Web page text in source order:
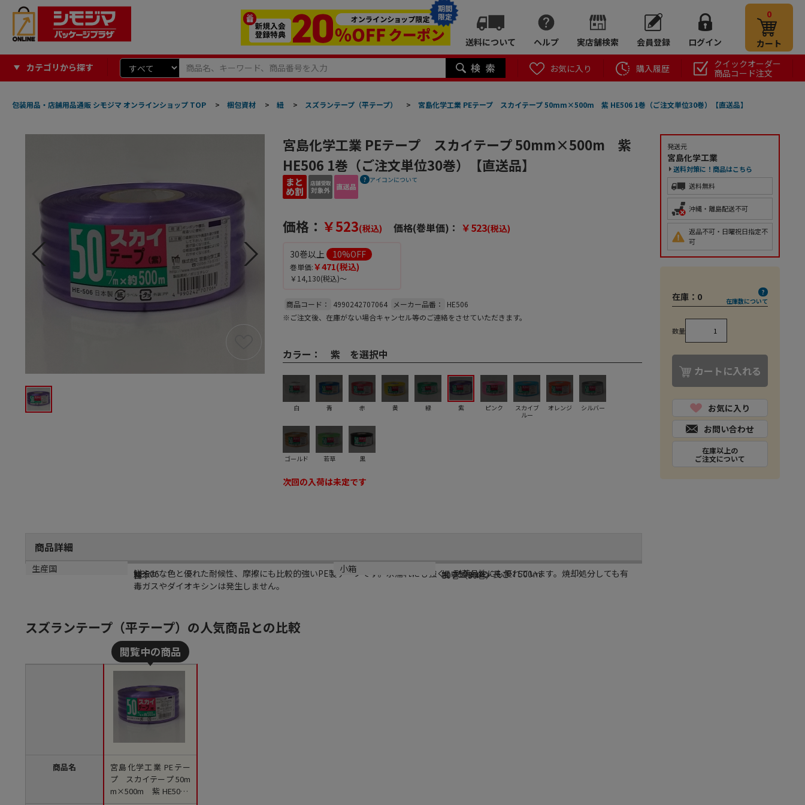
期間
限定
送料について ヘルプ 実店舗検索 会員登録 ログイン
0
カート
カテゴリから探す お気に入り 購入履歴
クイックオーダー
商品コード注文
包装用品・店舗用品通販 シモジマ オンラインショップ TOP > 梱包資材 > 紐 > スズランテープ（平テープ） > 宮島化学工業 PEテープ スカイテープ 50mm×500m 紫 HE506 1巻（ご注文単位30巻）【直送品】
宮島化学工業 PEテープ スカイテープ 50mm×500m 紫
HE506 1巻（ご注文単位30巻）【直送品】
アイコンについて
価格： ￥523(税込) 価格(巻単価)： ￥523(税込)
30巻以上 10%OFF
巻単価:￥471(税込)
￥14,130(税込)～
商品コード： 4990242707064 メーカー品番：
HE506
※ご注文後、在庫がない場合キャンセル等のご連絡をさせていただきます。
カラー： 紫 を選択中
白 青 赤 黄 緑 紫 ピンク
スカイブ
ルー
オレンジ シルバー
ゴールド 若草 黒
次回の入荷は未定です
商品詳細
商品説明
鮮やかな色と優れた耐候性、摩擦にも比較的強いPE製テープです。水濡れにも強く、耐薬品性にも優れています。焼却処分しても有
毒ガスやダイオキシンは発生しません。
メーカー品番
HE506
サイズ
幅：50mm／長さ：500m
カラー
紫
材質
ポリエチレン
生産国
日本
小箱
30巻（30巻）
発送元
宮島化学工業
送料対策に！商品はこちら
送料無料
沖縄・離島配送不可
返品不可・日曜祝日指定不
可
在庫： 0 在庫数について
数量
カートに入れる
お気に入り
お問い合わせ
在庫以上の
ご注文について
スズランテープ（平テープ）の人気商品との比較
商品名
宮島化学工業 PEテー
プ スカイテープ 50m
m×500m 紫 HE506 1